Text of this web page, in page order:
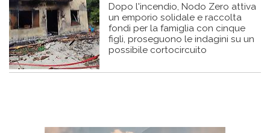
Dopo l'incendio, Nodo Zero attiva
un emporio solidale e raccolta
fondi per la famiglia con cinque
figli, proseguono le indagini su un
possibile cortocircuito